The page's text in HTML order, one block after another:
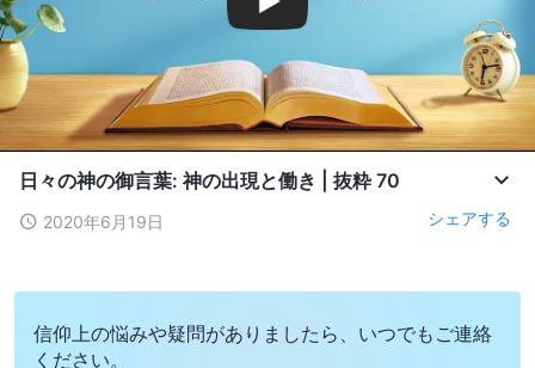
日々の神の御言葉: 神の出現と働き | 抜粋 70
2020年6月19日 シェアする
信仰上の悩みや疑問がありましたら、いつでもご連絡
ください。